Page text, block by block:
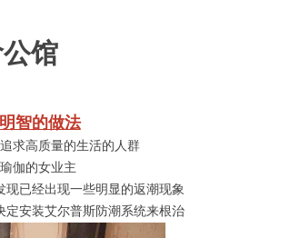
馆
智的做法
求高质量的生活的人群
伽的女业主
已经出现一些明显的返潮现象
定安装艾尔普斯防潮系统来根治